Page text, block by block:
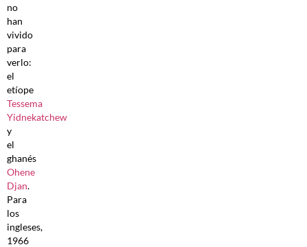
no
han
vivido
para
verlo:
el
etíope
Tessema
Yidnekatchew
y
el
ghanés
Ohene
Djan.
Para
los
ingleses,
1966